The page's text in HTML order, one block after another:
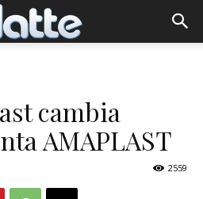
cambia
AMAPLAST
2559